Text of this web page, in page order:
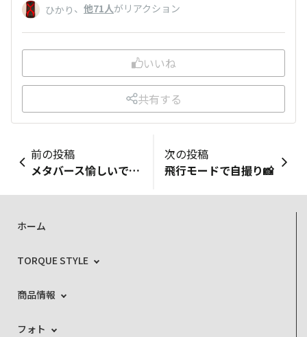
ひかり 、 他71人がリアクション
いいね
共有する
前の投稿
メタバース愉しいですなあ😆💨🎉
次の投稿
飛行モードで自撮り📸
ホーム
TORQUE STYLE
商品情報
フォト